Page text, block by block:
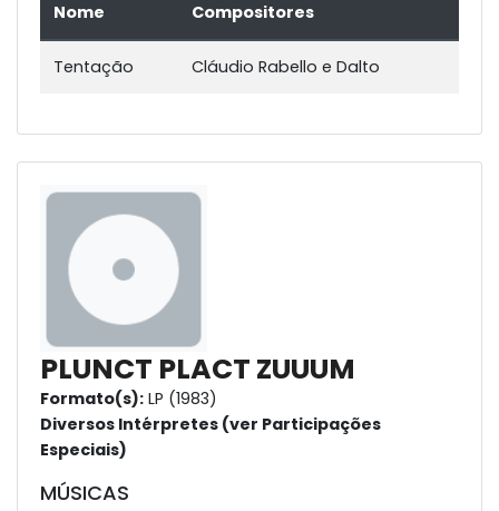
Nome Compositores
Tentação Cláudio Rabello e Dalto
PLUNCT PLACT ZUUUM
Formato(s): LP (1983)
Diversos Intérpretes (ver Participações
Especiais)
MÚSICAS